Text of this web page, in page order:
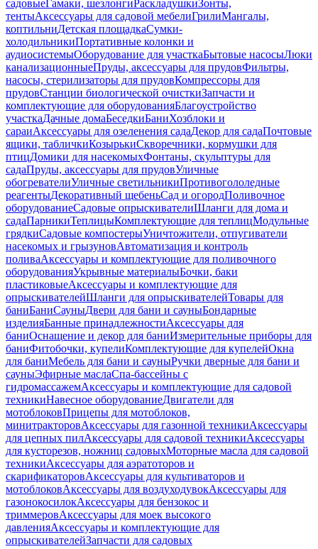
садовыеГамаки, шезлонгиРаскладушкиЗонты,
тентыАксессуары для садовой мебелиГрилиМангалы,
коптильниДетская площадкаСумки-
холодильникиПортативные колонки и
аудиосистемыОборудование для участкаБытовые насосыЛюки
канализационныеПруды, аксессуары для прудовФильтры,
насосы, стерилизаторы для прудовКомпрессоры для
прудовСтанции биологической очисткиЗапчасти и
комплектующие для оборудованияБлагоустройство
участкаДачные домаБеседкиБаниХозблоки и
сараиАксессуары для озеленения садаДекор для садаПочтовые
ящики, табличкиКозырькиСкворечники, кормушки для
птицДомики для насекомыхФонтаны, скульптуры для
садаПруды, аксессуары для прудовУличные
обогревателиУличные светильникиПротивогололедные
реагентыДекоративный щебеньСад и огородПоливочное
оборудованиеСадовые опрыскивателиШланги для дома и
садаПарникиТеплицыКомплектующие для теплицМодульные
грядкиСадовые компостерыУничтожители, отпугиватели
насекомых и грызуновАвтоматизация и контроль
поливаАксессуары и комплектующие для поливочного
оборудованияУкрывные материалыБочки, баки
пластиковыеАксессуары и комплектующие для
опрыскивателейШланги для опрыскивателейТовары для
баниБаниСауныДвери для бани и сауныБондарные
изделияБанные принадлежностиАксессуары для
баниОснащение и декор для баниИзмерительные приборы для
баниФитобочки, купелиКомплектующие для купелейОкна
для баниМебель для бани и сауныРучки дверные для бани и
сауныЭфирные маслаСпа-бассейны с
гидромассажемАксессуары и комплектующие для садовой
техникиНавесное оборудованиеДвигатели для
мотоблоковПрицепы для мотоблоков,
минитракторовАксессуары для газонной техникиАксессуары
для цепных пилАксессуары для садовой техникиАксессуары
для кусторезов, ножниц садовыхМоторные масла для садовой
техникиАксессуары для аэратоторов и
скарификаторовАксессуары для культиваторов и
мотоблоковАксессуары для воздуходувокАксессуары для
газонокосилокАксессуары для бензокос и
триммеровАксессуары для моек высокого
давленияАксессуары и комплектующие для
опрыскивателейЗапчасти для садовых